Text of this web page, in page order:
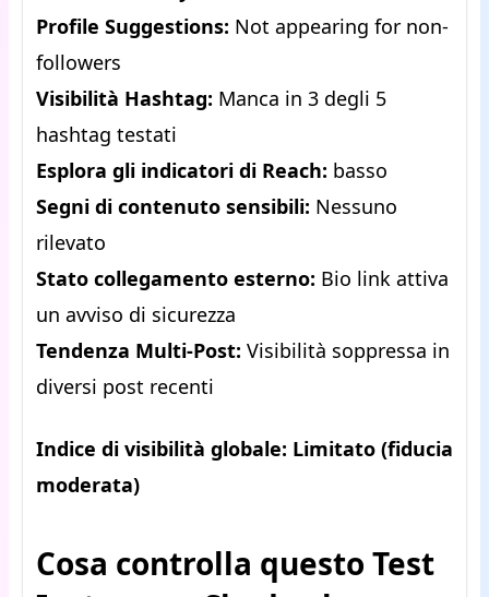
Profile Suggestions: Not appearing for non-
followers
Visibilità Hashtag: Manca in 3 degli 5
hashtag testati
Esplora gli indicatori di Reach: basso
Segni di contenuto sensibili: Nessuno
rilevato
Stato collegamento esterno: Bio link attiva
un avviso di sicurezza
Tendenza Multi-Post: Visibilità soppressa in
diversi post recenti
Indice di visibilità globale: Limitato (fiducia
moderata)
Cosa controlla questo Test